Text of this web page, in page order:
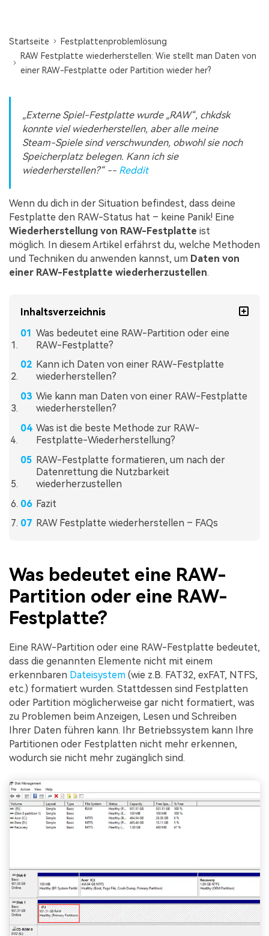
Startseite
Festplattenproblemlösung
RAW Festplatte wiederherstellen: Wie stellt man Daten von
einer RAW-Festplatte oder Partition wieder her?
„Externe Spiel-Festplatte wurde „RAW“, chkdsk
konnte viel wiederherstellen, aber alle meine
Steam-Spiele sind verschwunden, obwohl sie noch
Speicherplatz belegen. Kann ich sie
wiederherstellen?“ -- Reddit
Wenn du dich in der Situation befindest, dass deine
Festplatte den RAW-Status hat – keine Panik! Eine
Wiederherstellung von RAW-Festplatte ist
möglich. In diesem Artikel erfährst du, welche Methoden
und Techniken du anwenden kannst, um Daten von
einer RAW-Festplatte wiederherzustellen.
Inhaltsverzeichnis
Was bedeutet eine RAW-Partition oder eine
RAW-Festplatte?
Kann ich Daten von einer RAW-Festplatte
wiederherstellen?
Wie kann man Daten von einer RAW-Festplatte
wiederherstellen?
Was ist die beste Methode zur RAW-
Festplatte-Wiederherstellung?
RAW-Festplatte formatieren, um nach der
Datenrettung die Nutzbarkeit
wiederherzustellen
Fazit
RAW Festplatte wiederherstellen – FAQs
Was bedeutet eine RAW-
Partition oder eine RAW-
Festplatte?
Eine RAW-Partition oder eine RAW-Festplatte bedeutet,
dass die genannten Elemente nicht mit einem
erkennbaren Dateisystem (wie z.B. FAT32, exFAT, NTFS,
etc.) formatiert wurden. Stattdessen sind Festplatten
oder Partition möglicherweise gar nicht formatiert, was
zu Problemen beim Anzeigen, Lesen und Schreiben
Ihrer Daten führen kann. Ihr Betriebssystem kann Ihre
Partitionen oder Festplatten nicht mehr erkennen,
wodurch sie nicht mehr zugänglich sind.